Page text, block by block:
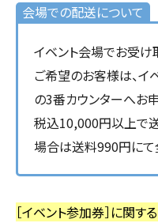
会場での配送について
イベント会場でお受
ご希望のお客様は、イ
の3番カウンターへお
税込10,000円以上で
場合は送料990円にて
［イベント参加券］に関す